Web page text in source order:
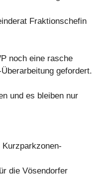
Fraktionschefin
noch eine rasche
gefordert.
und es bleiben nur
die Vösendorfer